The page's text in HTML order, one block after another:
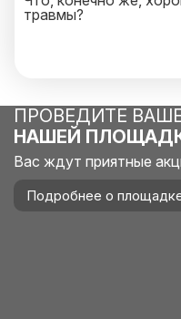
травмы?
ПРОВЕДИТЕ
НАШЕЙ
Вас ждут приятные
Подробнее о